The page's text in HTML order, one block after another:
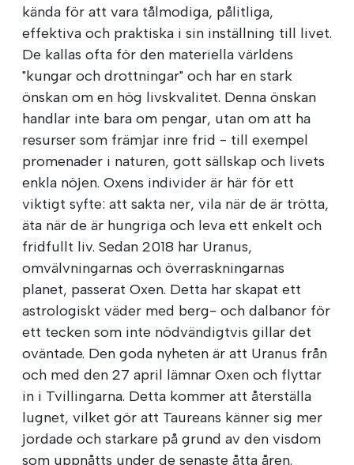
kända för att vara tålmodiga, pålitliga,
effektiva och praktiska i sin inställning till livet.
De kallas ofta för den materiella världens
"kungar och drottningar" och har en stark
önskan om en hög livskvalitet. Denna önskan
handlar inte bara om pengar, utan om att ha
resurser som främjar inre frid - till exempel
promenader i naturen, gott sällskap och livets
enkla nöjen. Oxens individer är här för ett
viktigt syfte: att sakta ner, vila när de är trötta,
äta när de är hungriga och leva ett enkelt och
fridfullt liv. Sedan 2018 har Uranus,
omvälvningarnas och överraskningarnas
planet, passerat Oxen. Detta har skapat ett
astrologiskt väder med berg- och dalbanor för
ett tecken som inte nödvändigtvis gillar det
oväntade. Den goda nyheten är att Uranus från
och med den 27 april lämnar Oxen och flyttar
in i Tvillingarna. Detta kommer att återställa
lugnet, vilket gör att Taureans känner sig mer
jordade och starkare på grund av den visdom
som uppnåtts under de senaste åtta åren.